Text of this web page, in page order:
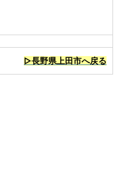
▷長野県上田市へ戻る